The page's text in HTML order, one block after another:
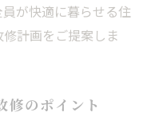
が快適に暮らせる住
計画をご提案しま
修のポイント